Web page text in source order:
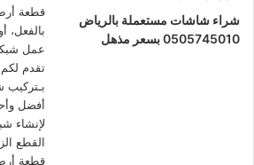
شراء شاشات مستعملة بالرياض
0505745010 بسعر مذهل